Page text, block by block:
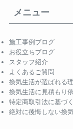
メニュー
施工事例ブログ
お役立ちブログ
スタッフ紹介
よくあるご質問
換気生活が選ばれる
換気生活に見積もり
特定商取引法に基づ
絶対に後悔しない換